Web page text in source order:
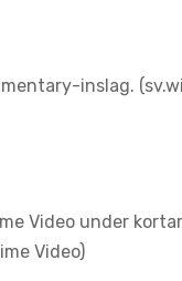
inslag.
Video under
Video)